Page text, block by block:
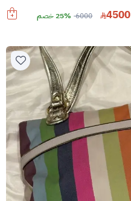
4500
6000 25% خصم